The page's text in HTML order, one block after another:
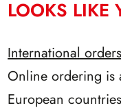
LOOKS LIKE
International
Online ordering is
European